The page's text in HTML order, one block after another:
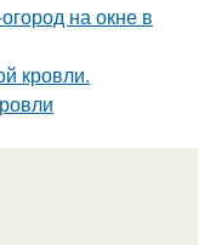
на окне в
кровли.